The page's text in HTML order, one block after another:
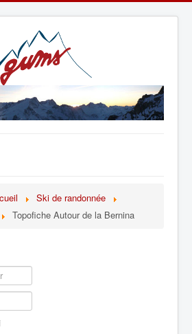
Ski de randonnée
Topofiche Autour de la Bernina